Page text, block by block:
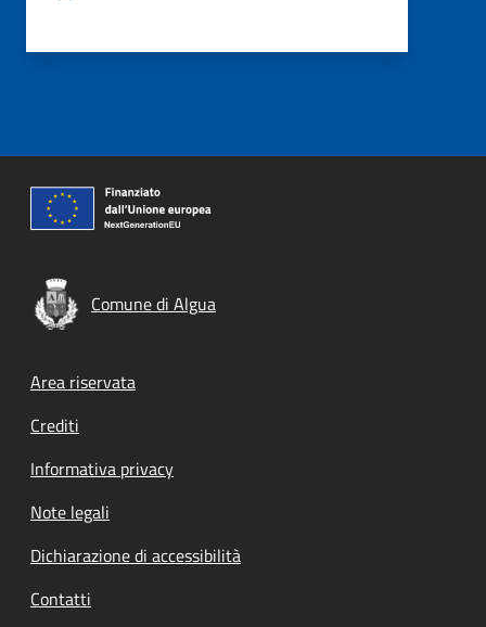
Comune di Algua
Footer menu
Area riservata
Crediti
Informativa privacy
Note legali
Dichiarazione di accessibilità
Contatti